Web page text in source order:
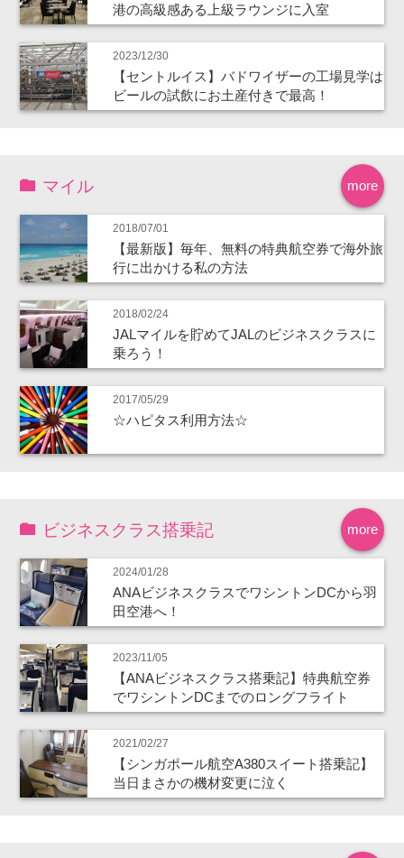
港の高級感ある上級ラウンジに入室
2023/12/30
【セントルイス】バドワイザーの工場見学は
ビールの試飲にお土産付きで最高！
more
マイル
2018/07/01
【最新版】毎年、無料の特典航空券で海外旅
行に出かける私の方法
2018/02/24
JALマイルを貯めてJALのビジネスクラスに
乗ろう！
2017/05/29
☆ハピタス利用方法☆
more
ビジネスクラス搭乗記
2024/01/28
ANAビジネスクラスでワシントンDCから羽
田空港へ！
2023/11/05
【ANAビジネスクラス搭乗記】特典航空券
でワシントンDCまでのロングフライト
2021/02/27
【シンガポール航空A380スイート搭乗記】
当日まさかの機材変更に泣く